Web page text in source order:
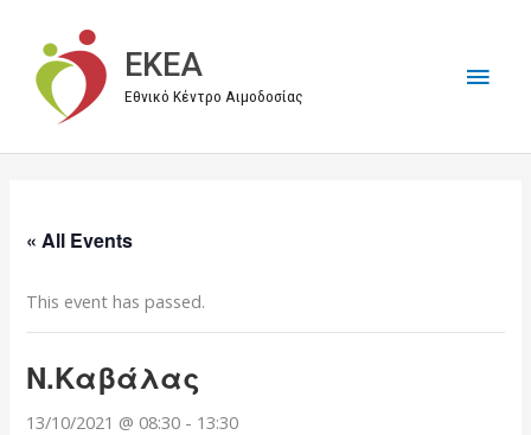
περιεχόμενο
EKEA
Εθνικό Κέντρο Αιμοδοσίας
« All Events
This event has passed.
Ν.Καβάλας
13/10/2021 @ 08:30 - 13:30